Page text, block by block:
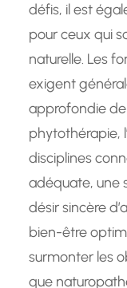
défis, il est
pour ceux qui
naturelle. Les
exigent
approfondie de
phytothérapie,
disciplines
adéquate, une
désir sincère
bien-être
surmonter les
que